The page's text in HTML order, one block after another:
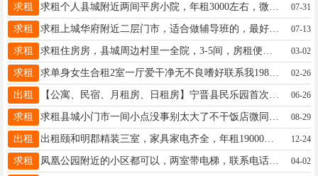
求租 07-31
求租 求租上城华府附近二层门市，适合做辅导班的，最好是有三间房租，电话18832941959（加微信） 07-13
求租 03-02
求租 求单身女生合租2室一厅爱干净无不良嗜好联系我19831967960同微信 02-26
出租 06-26
求租 08-29
出租 出租颐和明郡精装三室，家具家电齐全，年租19000，电话 17303392237 12-24
求租 凤凰公园附近的小区都可以，两室带电梯，联系电话：15933723112 04-02